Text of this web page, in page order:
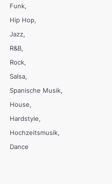
Funk
Hip Hop
Jazz
R&B
Rock
Salsa
Spanische Musik
House
Hardstyle
Hochzeitsmusik
Dance